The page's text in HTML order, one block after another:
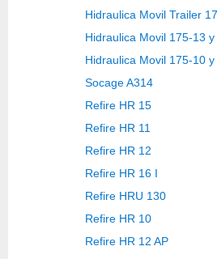
Hidraulica Movil Trailer
Hidraulica Movil 175-13
Hidraulica Movil 175-10
Socage A314
Refire HR 15
Refire HR 11
Refire HR 12
Refire HR 16 I
Refire HRU 130
Refire HR 10
Refire HR 12 AP